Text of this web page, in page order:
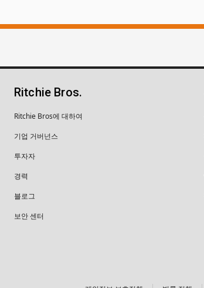
Ritchie Bros.
Ritchie Bros에 대하여
기업 거버넌스
투자자
경력
블로그
보안 센터